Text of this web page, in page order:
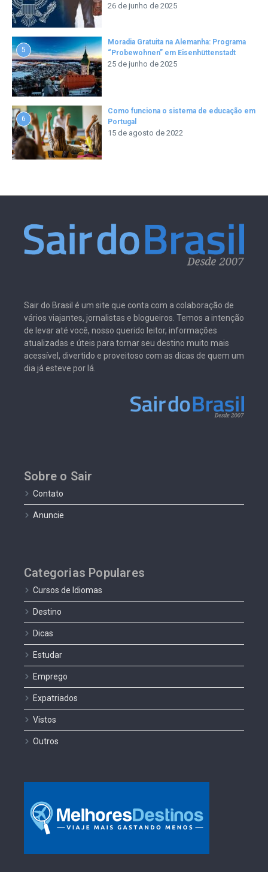
26 de junho de 2025
5
Moradia Gratuita na Alemanha: Programa
“Probewohnen” em Eisenhüttenstadt
25 de junho de 2025
6
Como funciona o sistema de educação em
Portugal
15 de agosto de 2022
Sair do Brasil é um site que conta com a colaboração de
vários viajantes, jornalistas e blogueiros. Temos a intenção
de levar até você, nosso querido leitor, informações
atualizadas e úteis para tornar seu destino muito mais
acessível, divertido e proveitoso com as dicas de quem um
dia já esteve por lá.
Sobre o Sair
Contato
Anuncie
Categorias Populares
Cursos de Idiomas
Destino
Dicas
Estudar
Emprego
Expatriados
Vistos
Outros